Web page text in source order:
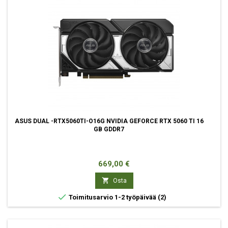
ASUS DUAL -RTX5060TI-O16G NVIDIA GEFORCE RTX 5060 TI 16
GB GDDR7
Hinta
669,00 €
 Osta
 Toimitusarvio 1-2 työpäivää (2)